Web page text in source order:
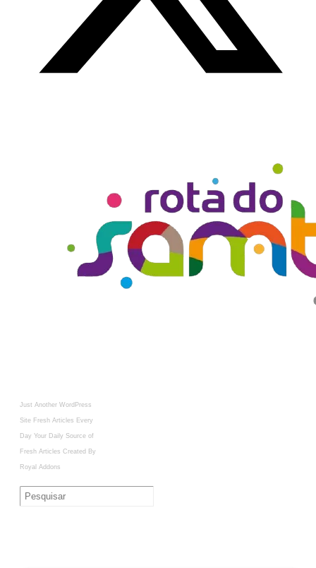
Just Another WordPress
Site Fresh Articles Every
Day Your Daily Source of
Fresh Articles Created By
Royal Addons